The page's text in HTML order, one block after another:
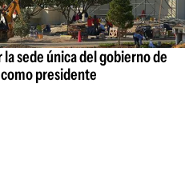
sede única del gobierno de
presidente